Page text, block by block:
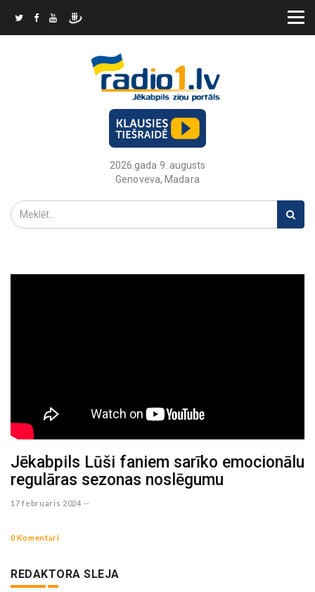
2026.gada 9. augusts
Genoveva, Madara
Jēkabpils Lūši faniem sarīko emocionālu
regulāras sezonas noslēgumu
17 februaris 2024 --
0 Komentāri
REDAKTORA SLEJA